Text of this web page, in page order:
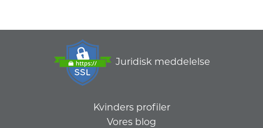
Juridisk meddelelse
Kvinders profiler
Vores blog